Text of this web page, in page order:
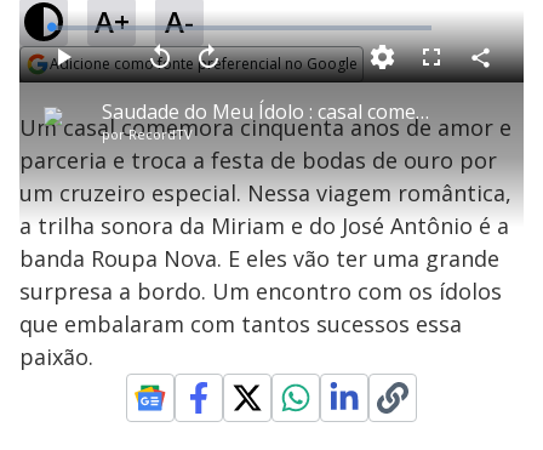
A+ A-
Adicione como fonte preferencial no Google
P
l
a
y
V
Saudade do Meu Ídolo : casal comemora bodas de ouro em festa do Roupa Nova e conhece os músicos
porRecordTV
P V
t
a
r
0
e
g
n
d
A
n
ç
a
1
s
e
u
n
o
s
L
o
a
d
e
:
2
.
0
2
%
F
e
n
C
o
a
r
i
l
h
a
Um casal comemora cinquenta anos de amor e
parceria e troca a festa de bodas de ouro por
um cruzeiro especial. Nessa viagem romântica,
a trilha sonora da Miriam e do José Antônio é a
banda Roupa Nova. E eles vão ter uma grande
surpresa a bordo. Um encontro com os ídolos
que embalaram com tantos sucessos essa
paixão.